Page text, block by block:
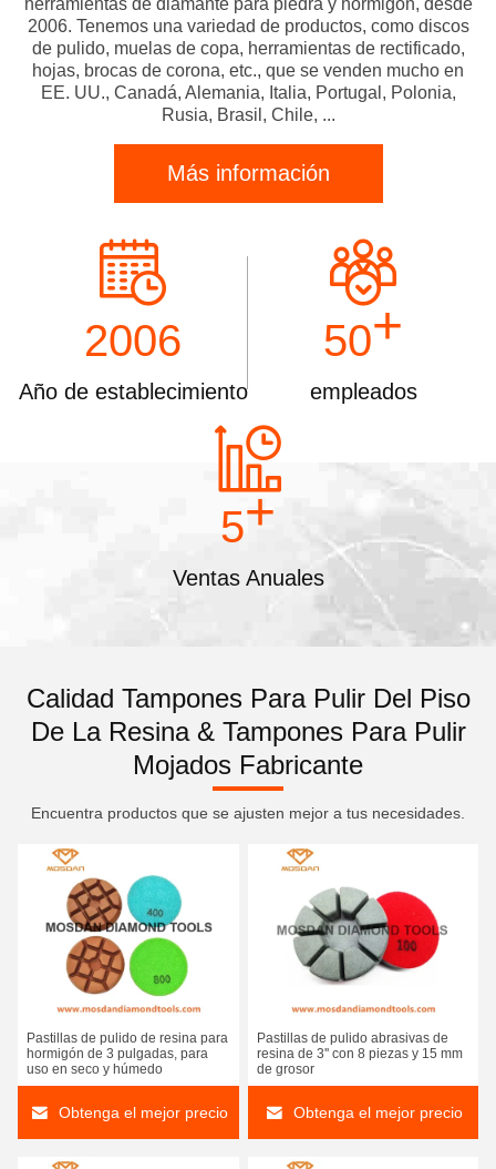
herramientas de diamante para piedra y hormigón, desde
2006. Tenemos una variedad de productos, como discos
de pulido, muelas de copa, herramientas de rectificado,
hojas, brocas de corona, etc., que se venden mucho en
EE. UU., Canadá, Alemania, Italia, Portugal, Polonia,
Rusia, Brasil, Chile, ...
Más información
2006
Año de establecimiento
50+
empleados
5+
Ventas Anuales
Calidad Tampones Para Pulir Del Piso
De La Resina & Tampones Para Pulir
Mojados Fabricante
Encuentra productos que se ajusten mejor a tus necesidades.
Pastillas de pulido de resina para
hormigón de 3 pulgadas, para
uso en seco y húmedo
Obtenga el mejor precio
Pastillas de pulido abrasivas de
resina de 3'' con 8 piezas y 15 mm
de grosor
Obtenga el mejor precio